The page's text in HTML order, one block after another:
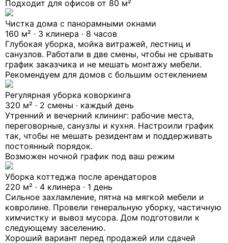
Подходит для офисов от 80 м²
Чистка дома с панорамными окнами
160 м² · 3 клинера · 8 часов
Глубокая уборка, мойка витражей, лестниц и
санузлов. Работали в две смены, чтобы не срывать
график заказчика и не мешать монтажу мебели.
Рекомендуем для домов с большим остеклением
Регулярная уборка коворкинга
320 м² · 2 смены · каждый день
Утренний и вечерний клининг: рабочие места,
переговорные, санузлы и кухня. Настроили график
так, чтобы не мешать резидентам и поддерживать
постоянный порядок.
Возможен ночной график под ваш режим
Уборка коттеджа после арендаторов
220 м² · 4 клинера · 1 день
Сильное захламление, пятна на мягкой мебели и
ковролине. Провели генеральную уборку, частичную
химчистку и вывоз мусора. Дом подготовили к
следующему заселению.
Хороший вариант перед продажей или сдачей